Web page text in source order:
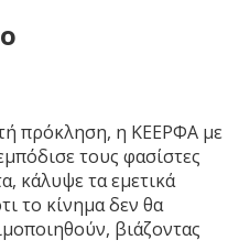
πρόκληση, η ΚΕΕΡΦΑ με
τους φασίστες
κάλυψε τα εμετικά
το κίνημα δεν θα
βιάζοντας